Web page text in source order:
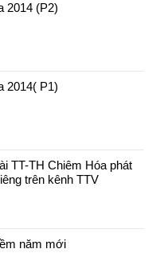
2014 (P2)
2014( P1)
TT-TH Chiêm Hóa phát
trên kênh TTV
năm mới